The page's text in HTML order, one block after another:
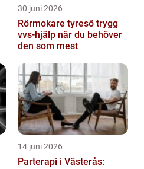
30 juni 2026
Rörmokare tyresö trygg
vvs-hjälp när du behöver
den som mest
14 juni 2026
Parterapi i Västerås: